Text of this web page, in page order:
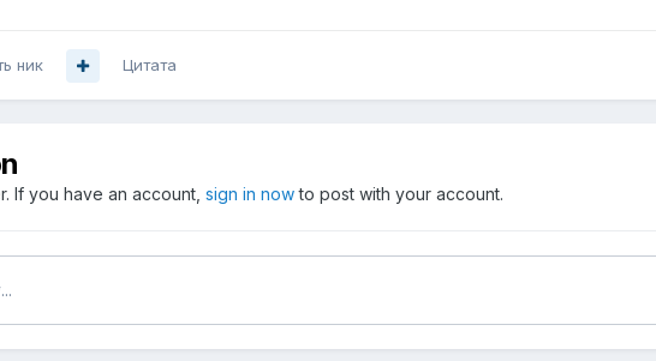
ник Цитата
If you have an account, sign in nowto post with your account.